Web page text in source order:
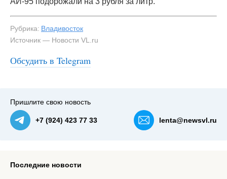
Рубрика: Владивосток
Источник — Новости VL.ru
Обсудить в Telegram
#3
Пришлите свою новость
+7 (924) 423 77 33 lenta@newsvl.ru
Последние новости